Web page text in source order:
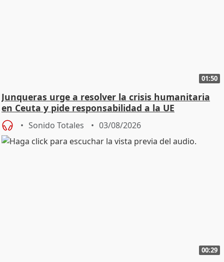
01:50
Junqueras urge a resolver la crisis humanitaria
en Ceuta y pide responsabilidad a la UE
Sonido Totales 03/08/2026
00:29